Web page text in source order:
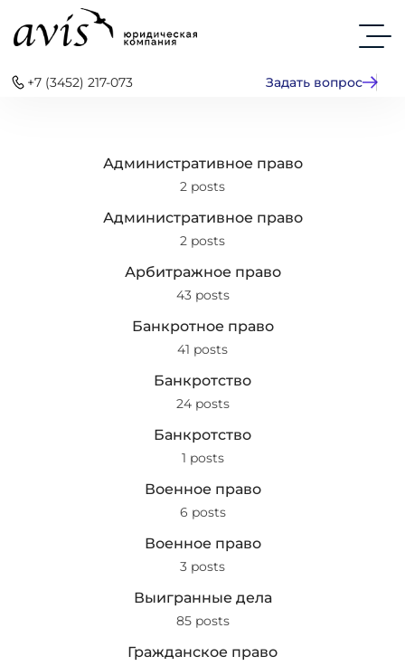
+7 (3452) 217-073 Задать вопрос
Административное право
2 posts
Административное право
2 posts
Арбитражное право
43 posts
Банкротное право
41 posts
Банкротство
24 posts
Банкротство
1 posts
Военное право
6 posts
Военное право
3 posts
Выигранные дела
85 posts
Гражданское право